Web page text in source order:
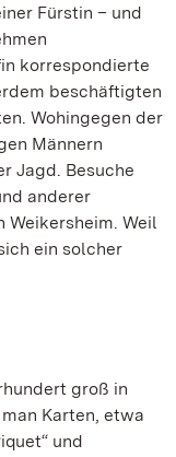
Fürstin – und
korrespondierte
beschäftigten
Wohingegen der
Männern
Jagd. Besuche
anderer
Weil
ein solcher
groß in
Karten, etwa
und